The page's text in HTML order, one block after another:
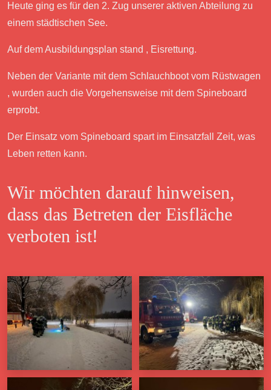
Heute ging es für den 2. Zug unserer aktiven Abteilung zu
einem städtischen See.
Auf dem Ausbildungsplan stand , Eisrettung.
Neben der Variante mit dem Schlauchboot vom Rüstwagen
, wurden auch die Vorgehensweise mit dem Spineboard
erprobt.
Der Einsatz vom Spineboard spart im Einsatzfall Zeit, was
Leben retten kann.
Wir möchten darauf hinweisen,
dass das Betreten der Eisfläche
verboten ist!